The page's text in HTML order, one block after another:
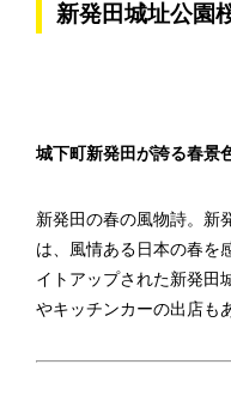
新発田城址公園
城下町新発田が誇る春景
新発田の春の風物詩。新
は、風情ある日本の春を
イトアップされた新発田
やキッチンカーの出店も